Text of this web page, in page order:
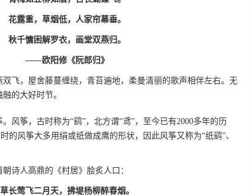
花露重，草烟低，人家帘幕垂。
秋千慵困解罗衣，画堂双燕归。
——欧阳修《阮郎归》
飞，屋舍藤蔓缠绕，青苔遍地，柔曼清丽的歌声相伴左右。无
的大好时节。
风筝，古时称为“鹞”，北方谓“鸢”，至今已有2000多年的历
的风筝大多用绢或纸做成鹰的形状，因此风筝又称为“纸鹞”、
诗人高鼎的《村居》脍炙人口：
草长莺飞二月天，拂堤杨柳醉春烟。